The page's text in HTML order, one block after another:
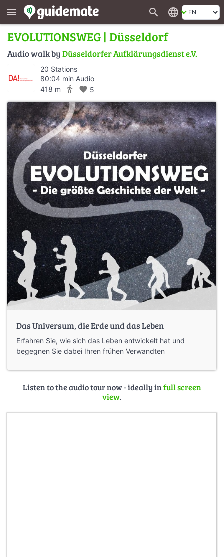
menu search language
EVOLUTIONSWEG | Düsseldorf
Audio walk byDüsseldorfer Aufklärungsdienst e.V.
20 Stations
80:04 min Audio
418 m
directions_walk favorite 5
Das Universum, die Erde und das Leben
Erfahren Sie, wie sich das Leben entwickelt hat und
begegnen Sie dabei Ihren frühen Verwandten
Listen to the audio tour now - ideally infull screen
view.